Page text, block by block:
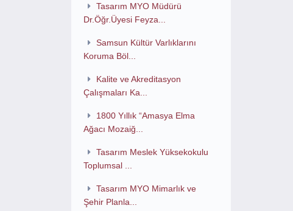
Tasarım MYO Müdürü
Dr.Öğr.Üyesi Feyza...
Samsun Kültür Varlıklarını
Koruma Böl...
Kalite ve Akreditasyon
Çalışmaları Ka...
1800 Yıllık “Amasya Elma
Ağacı Mozaiğ...
Tasarım Meslek Yüksekokulu
Toplumsal ...
Tasarım MYO Mimarlık ve
Şehir Planla...